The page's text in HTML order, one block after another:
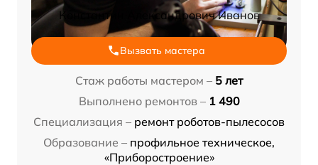
Константин Александрович Иванов
Вызвать мастера
Стаж работы мастером – 5 лет
Выполнено ремонтов – 1 490
Специализация – ремонт роботов-пылесосов
Образование – профильное техническое,
«Приборостроение»